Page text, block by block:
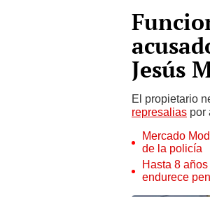
Jesús
El propietario
represalias por
Mercado
de la policía
Hasta 8
endurece